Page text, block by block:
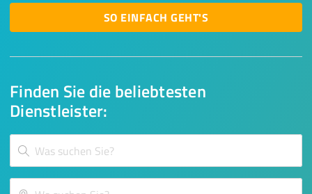
Finden Sie die beliebtesten
Dienstleister:
SO EINFACH GEHT'S